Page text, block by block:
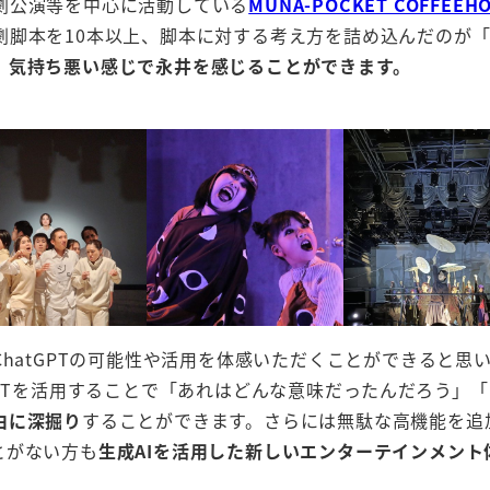
本を10本以上、脚本に対する考え方を詰め込んだのが
持ち悪い感じで永井を感じることができます。
の可能性や活用を体感いただくことができると思
を活用することで「あれはどんな意味だったんだろう」
深掘り することができます。さらには無駄な高機能を
ない方も生成AIを活用した新しいエンターテインメント